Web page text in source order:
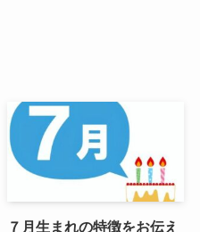
７月生まれの特徴をお伝え